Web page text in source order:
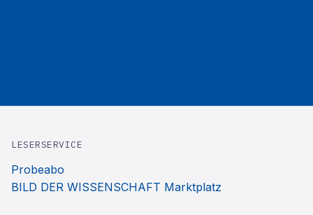
LESERSERVICE
Probeabo
BILD DER WISSENSCHAFT Marktplatz